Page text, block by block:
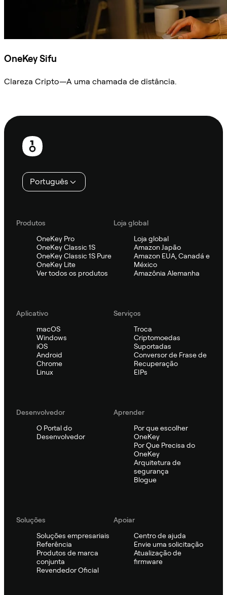
OneKey Sifu
Clareza Cripto—A uma chamada de distância.
Rodapé
Português
Produtos
OneKey Pro
OneKey Classic 1S
OneKey Classic 1S Pure
OneKey Lite
Ver todos os produtos
Loja global
Loja global
Amazon Japão
Amazon EUA, Canadá e
México
Amazônia Alemanha
Aplicativo
macOS
Windows
iOS
Android
Chrome
Linux
Serviços
Troca
Criptomoedas
Suportadas
Conversor de Frase de
Recuperação
EIPs
Desenvolvedor
O Portal do
Desenvolvedor
Aprender
Por que escolher
OneKey
Por Que Precisa do
OneKey
Arquitetura de
segurança
Blogue
Soluções
Soluções empresariais
Referência
Produtos de marca
conjunta
Revendedor Oficial
Apoiar
Centro de ajuda
Envie uma solicitação
Atualização de
firmware